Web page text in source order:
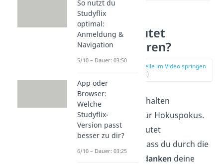
Was bedeutet
Manifestieren?
zur Stelle im Video springen
(00:18)
Viele Menschen halten
Manifestieren
für Hokuspokus.
Schließlich bedeutet
Manifestieren, dass du durch die
Kraft deiner Gedanken deine
So nutzt du
Studyflix
optimal:
Anmeldung &
Navigation
5/10 – Dauer: 03:50
App oder
Browser:
Welche
Studyflix-
Version passt
besser zu dir?
6/10 – Dauer: 03:25